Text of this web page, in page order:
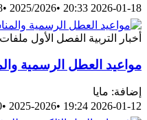
2026-01-18 20:33
•
2025/2026
•
أخبار التربية الفصل الأول
مواعيد العطل الرسمية
إضافة: مايا
2026-01-12 19:24
•
2025-2026
•